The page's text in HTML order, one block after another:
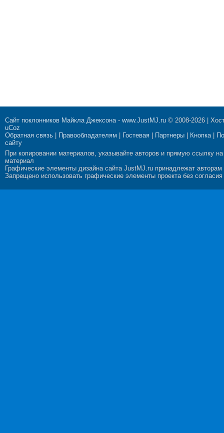
Сайт поклонников Майкла Джексона- www.JustMJ.ru © 2008-2026 |
uCoz
Обратная связь
Правообладателям Гостевая Партнеры Кнопка|
сайту
При копировании материалов, указывайте авторов и прямую ссылку на
материал
Графические элементы дизайна сайта JustMJ.ru принадлежат авторам
Запрещено использовать графические элементы проекта без согласия